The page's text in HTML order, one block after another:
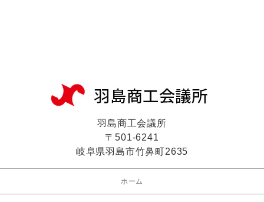
羽島商工会議所
〒501-6241
岐阜県羽島市竹鼻町2635
ホーム